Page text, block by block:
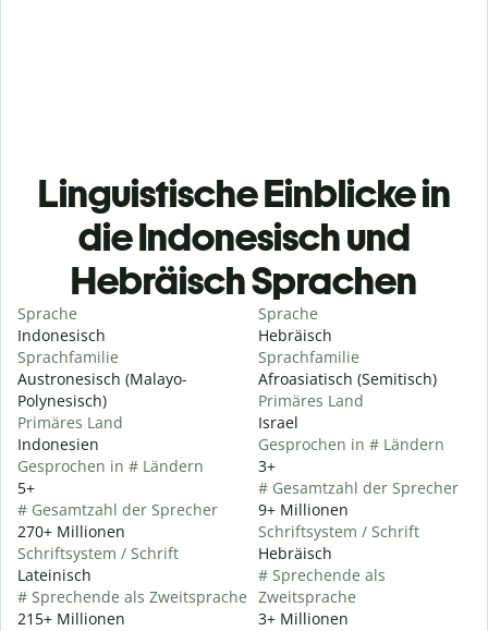
Linguistische Einblicke in
die Indonesisch und
Hebräisch Sprachen
Sprache
Indonesisch
Sprachfamilie
Austronesisch (Malayo-
Polynesisch)
Primäres Land
Indonesien
Gesprochen in # Ländern
5+
# Gesamtzahl der Sprecher
270+ Millionen
Schriftsystem / Schrift
Lateinisch
# Sprechende als Zweitsprache
215+ Millionen
Sprache
Hebräisch
Sprachfamilie
Afroasiatisch (Semitisch)
Primäres Land
Israel
Gesprochen in # Ländern
3+
# Gesamtzahl der Sprecher
9+ Millionen
Schriftsystem / Schrift
Hebräisch
# Sprechende als
Zweitsprache
3+ Millionen